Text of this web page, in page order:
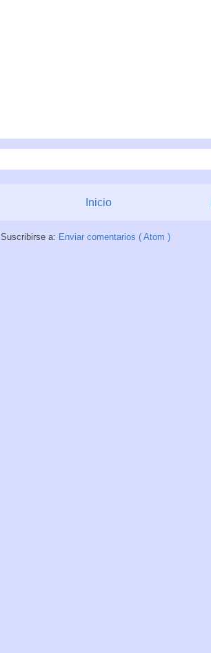
Inicio
Suscribirse a: Enviar comentarios ( Atom )